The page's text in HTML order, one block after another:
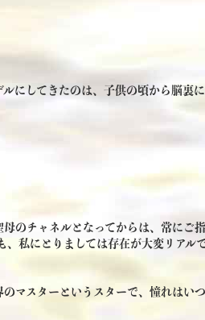
にしてきたのは、子供の頃から脳裏
のチャネルとなってからは、常にご
私にとりましては存在が大変リアル
マスターというスターで、憧れはい